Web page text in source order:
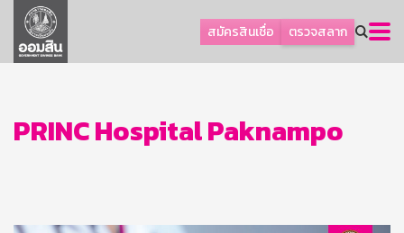
สมัครสินเชื่อ ตรวจสลาก
ลูกค้าธุรกิจ
ลูกค้าผู้ประกอบรายย่อย
ออมเพื่อสุข
เกี่ยวกับธนาคาร
PRINC Hospital Paknampo